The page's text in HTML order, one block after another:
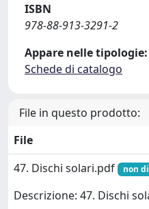
ISBN
978-88-913-3291-2
Appare nelle tipologie:
Schede di catalogo
File in questo prodotto:
File
47. Dischi solari.pdf
non
Descrizione: 47. Dischi